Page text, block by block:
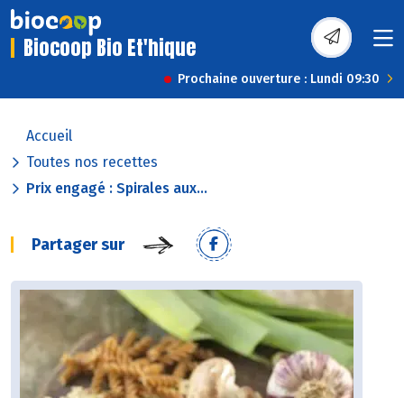
Biocoop Bio Et'hique
Prochaine ouverture : Lundi 09:30
Accueil
Toutes nos recettes
Prix engagé : Spirales aux...
Partager sur